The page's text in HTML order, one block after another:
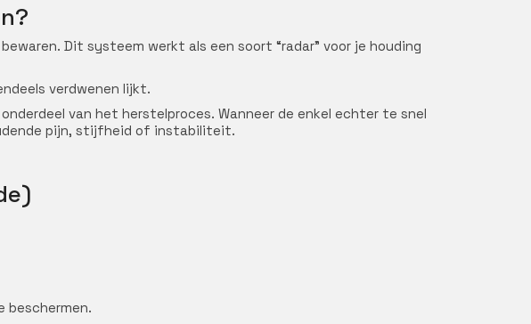
Dit systeem werkt als een soort “radar” voor je houding
verdwenen lijkt.
van het herstelproces. Wanneer de enkel echter te snel
pijn, stijfheid of instabiliteit.
beschermen.